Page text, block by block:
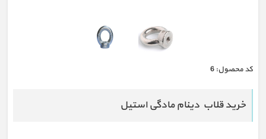
كد محصول: 6
خرید قلاب دینام مادگی استیل